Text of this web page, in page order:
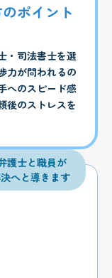
ポイント
・司法書士を選
力が問われるの
へのスピード感
後のストレスを
護士と職員が
へと導きます